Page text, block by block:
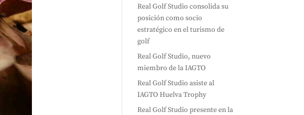
Real Golf Studio consolida su
posición como socio
estratégico en el turismo de
golf
Real Golf Studio, nuevo
miembro de la IAGTO
Real Golf Studio asiste al
IAGTO Huelva Trophy
Real Golf Studio presente en la